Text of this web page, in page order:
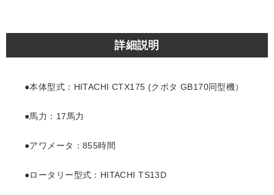
詳細説明
●本体型式：HITACHI CTX175 (クボタ GB170同型機）
●馬力：17馬力
●アワメータ：855時間
●ロータリー型式：HITACHI TS13D